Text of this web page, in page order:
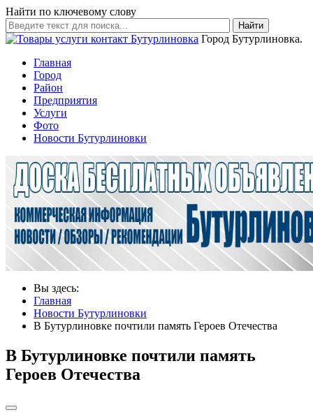
Найти по ключевому слову
Найти
Город Бутурлиновка.
Главная
Город
Район
Предприятия
Услуги
Фото
Новости Бутурлиновки
Вы здесь:
Главная
Новости Бутурлиновки
В Бутурлиновке почтили память Героев Отечества
В Бутурлиновке почтили память
Героев Отечества